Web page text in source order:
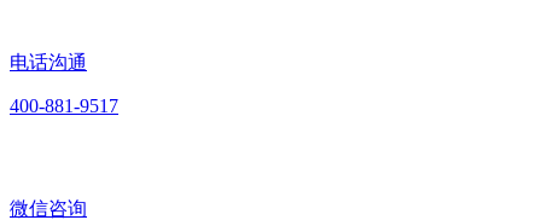
电话沟通
400-881-9517
微信咨询